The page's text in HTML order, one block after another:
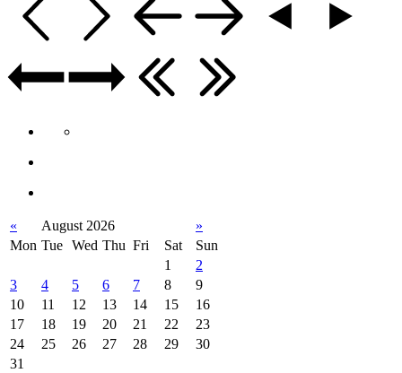
« August 2026
»
Mon Tue Wed Thu Fri Sat
Sun
1
2
3
4 5 6 7 8
9
10
11 12 13 14 15
16
17
18 19 20 21 22
23
24
25 26 27 28 29
30
31